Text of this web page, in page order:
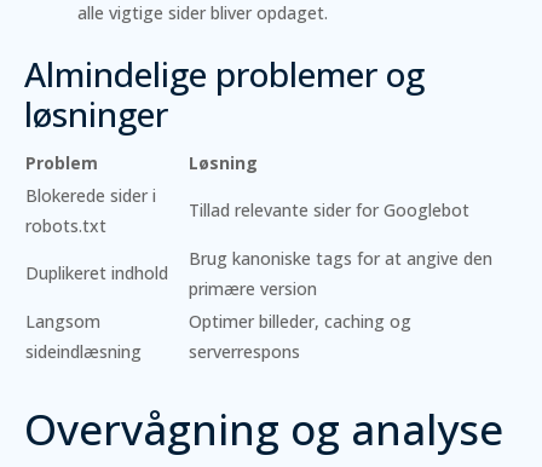
alle vigtige sider bliver opdaget.
Almindelige problemer og
løsninger
Problem
Løsning
Blokerede sider i
robots.txt
Tillad relevante sider for Googlebot
Duplikeret indhold
Brug kanoniske tags for at angive den
primære version
Langsom
sideindlæsning
Optimer billeder, caching og
serverrespons
Overvågning og analyse